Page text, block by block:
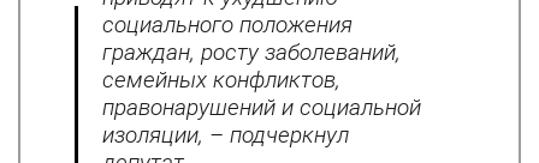
социального положения
граждан, росту заболеваний,
семейных конфликтов,
правонарушений и социальной
изоляции, – подчеркнул